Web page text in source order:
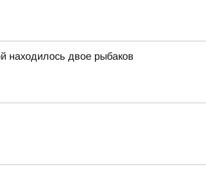
находилось двое рыбаков